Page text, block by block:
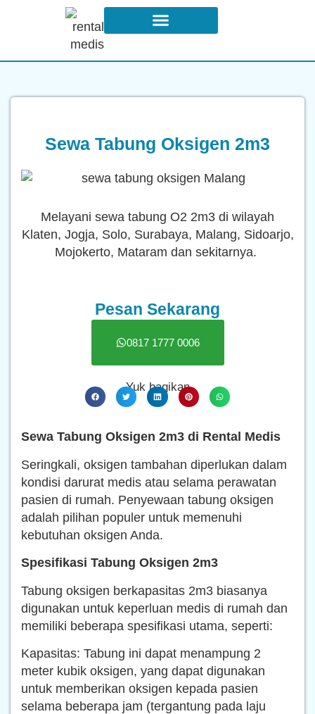
Sewa Tabung Oksigen 2m3
Melayani sewa tabung O2 2m3 di wilayah
Klaten, Jogja, Solo, Surabaya, Malang, Sidoarjo,
Mojokerto, Mataram dan sekitarnya.
Pesan Sekarang
0817 1777 0006
Yuk bagikan
Sewa Tabung Oksigen 2m3 di Rental Medis
Seringkali, oksigen tambahan diperlukan dalam
kondisi darurat medis atau selama perawatan
pasien di rumah. Penyewaan tabung oksigen
adalah pilihan populer untuk memenuhi
kebutuhan oksigen Anda.
Spesifikasi Tabung Oksigen 2m3
Tabung oksigen berkapasitas 2m3 biasanya
digunakan untuk keperluan medis di rumah dan
memiliki beberapa spesifikasi utama, seperti:
Kapasitas: Tabung ini dapat menampung 2
meter kubik oksigen, yang dapat digunakan
untuk memberikan oksigen kepada pasien
selama beberapa jam (tergantung pada laju